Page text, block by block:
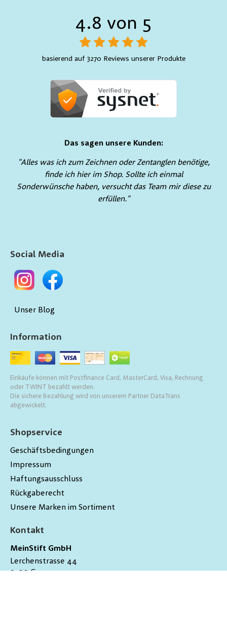
4.8 von 5
basierend auf 3270 Reviews unserer Produkte
Das sagen unsere Kunden:
"Alles was ich zum Zeichnen oder Zentanglen benötige,
finde ich hier im Shop. Sollte ich einmal
Sonderwünsche haben, versucht das Team mir diese zu
erfüllen."
Kontakt
MeinStift GmbH
Lerchenstrasse 44
9200 Gossau
Shopservice
Geschäftsbedingungen
Impressum
Haftungsausschluss
Rückgaberecht
Unsere Marken im Sortiment
Information
Einkäufe können mit Postfinance Card, MasterCard, Visa, Rechnung
oder TWINT bezahlt werden.
Die sichere Bezahlung wird von unserem Partner DataTrans
abgewickelt.
Social Media
Unser Blog